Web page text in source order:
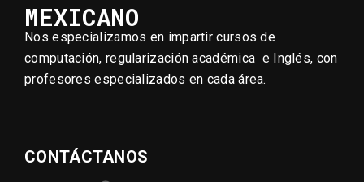
MEXICANO
Nos especializamos en impartir cursos de
computación, regularización académica e Inglés, con
profesores especializados en cada área.
CONTÁCTANOS